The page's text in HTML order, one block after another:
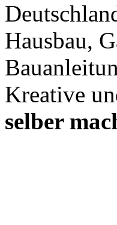
Hausbau,
Kreative
selber